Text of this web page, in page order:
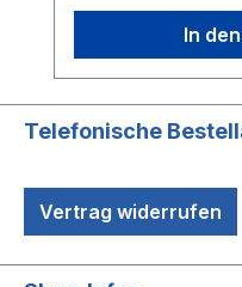
Atemwege tödlich
Atemwege
und
Kann die Organe
oder wiederholter
langfristiger
oder
In
Telefonische
Vertrag widerrufen